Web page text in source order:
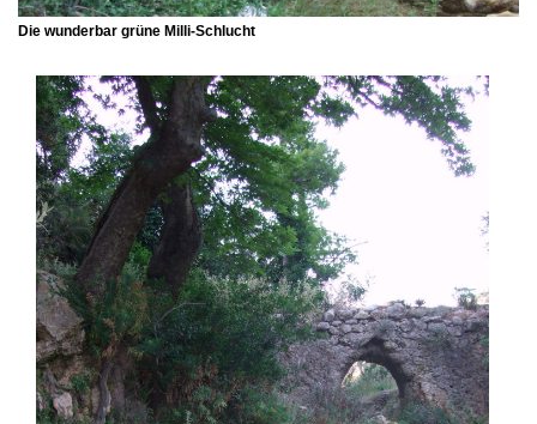
Die wunderbar grüne Milli-Schlucht